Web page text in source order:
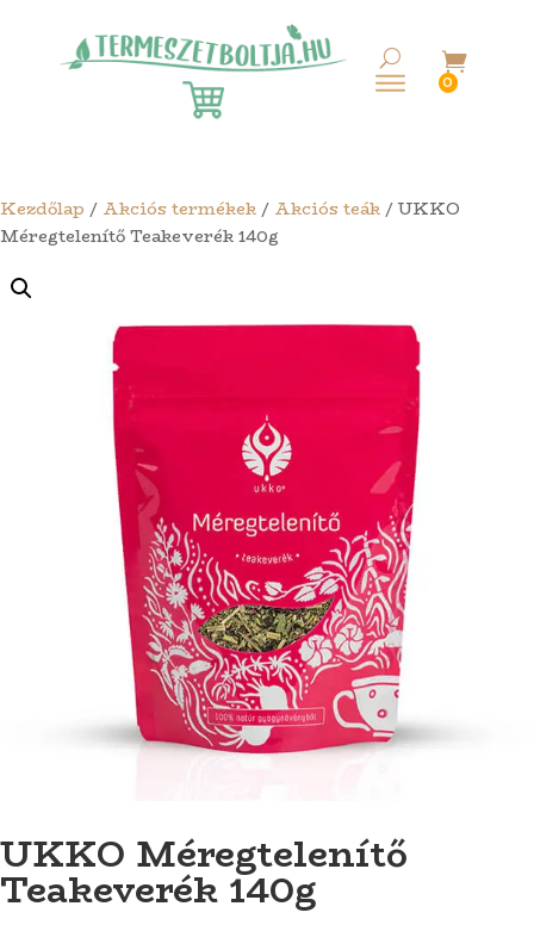

0
Kezdőlap / Akciós termékek / Akciós teák / UKKO
Méregtelenítő Teakeverék 140g
UKKO Méregtelenítő
Teakeverék 140g